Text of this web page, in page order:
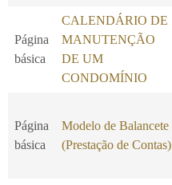
Página
básica
CALENDÁRIO DE
MANUTENÇÃO
DE UM
CONDOMÍNIO
Página
básica
Modelo de Balancete
(Prestação de Contas)